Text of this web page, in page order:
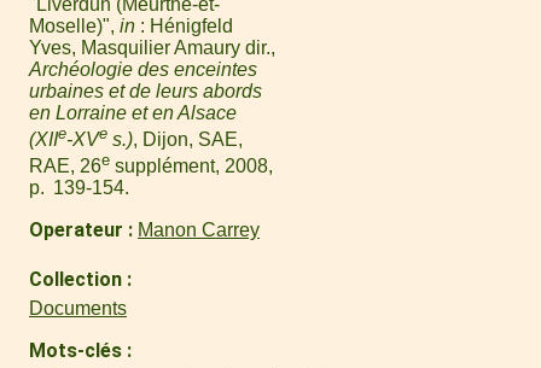
Moselle)", in : Hénigfeld
Yves, Masquilier Amaury dir.,
Archéologie des enceintes
urbaines et de leurs abords
en Lorraine et en Alsace
(XIIe-XVe s.), Dijon, SAE,
RAE, 26e supplément, 2008,
p. 139-154.
Operateur Manon Carrey
Collection
Documents
Mots-clés